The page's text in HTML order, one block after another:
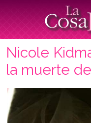
Nicole
la muerte